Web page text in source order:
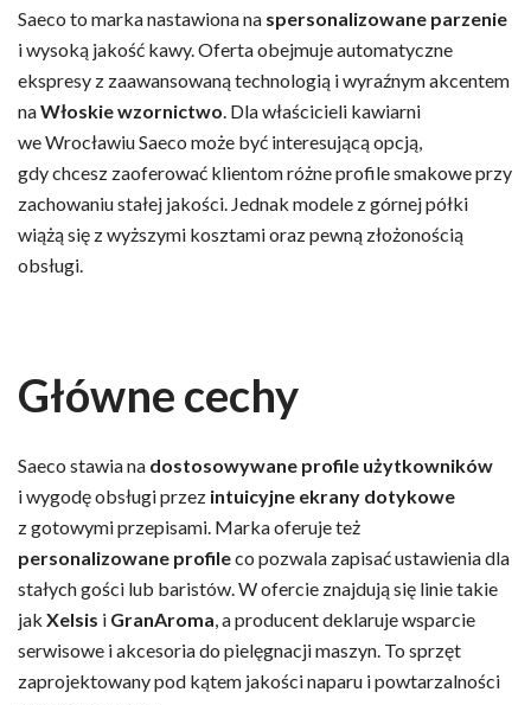
Saeco to marka nastawiona na spersonalizowane parzenie
i wysoką jakość kawy. Oferta obejmuje automatyczne
ekspresy z zaawansowaną technologią i wyraźnym akcentem
naWłoskie wzornictwo. Dla właścicieli kawiarni
we Wrocławiu Saeco może być interesującą opcją,
gdy chcesz zaoferować klientom różne profile smakowe przy
zachowaniu stałej jakości. Jednak modele z górnej półki
wiążą się z wyższymi kosztami oraz pewną złożonością
obsługi.
Główne cechy
Saeco stawia na dostosowywane profile użytkowników
i wygodę obsługi przez intuicyjne ekrany dotykowe
z gotowymi przepisami. Marka oferuje też
personalizowane profileco pozwala zapisać ustawienia dla
stałych gości lub baristów. W ofercie znajdują się linie takie
jak Xelsis i GranAroma, a producent deklaruje wsparcie
serwisowe i akcesoria do pielęgnacji maszyn. To sprzęt
zaprojektowany pod kątem jakości naparu i powtarzalności